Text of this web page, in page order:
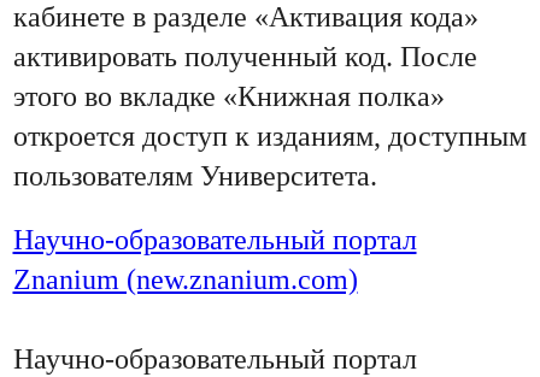
кабинете в разделе «Активация кода»
активировать полученный код. После
этого во вкладке «Книжная полка»
откроется доступ к изданиям, доступным
пользователям Университета.
Научно-образовательный портал
Znanium (new.znanium.com)
Научно-образовательный портал